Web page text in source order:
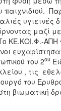
παιχνιδιού.
υγιεινές
μαζί
ΚΕ.ΚΟΙ.Φ.-ΑΠΗ
του 2ου
, τις
του
βιωματική